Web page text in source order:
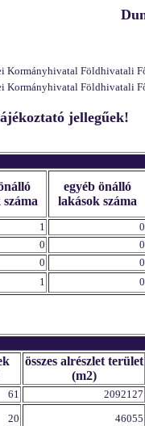
Kormányhivatal Földhivatali
Kormányhivatal Földhivatali
jellegűek!
egyéb önálló
lakások száma
1
0
0
0
0 0
1 0
összes alrészlet terület
(m2)
61
2092127
20
46055